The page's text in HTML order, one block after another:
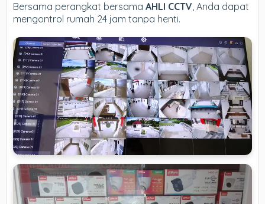
Bersama perangkat bersamaAHLI CCTV, Anda dapat
mengontrol rumah 24 jam tanpa henti.